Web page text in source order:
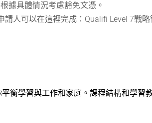
據具體情況考慮豁免文憑。
人可以在這裡完成：Qualifi Level 7戰
衡學習與工作和家庭。課程結構和學